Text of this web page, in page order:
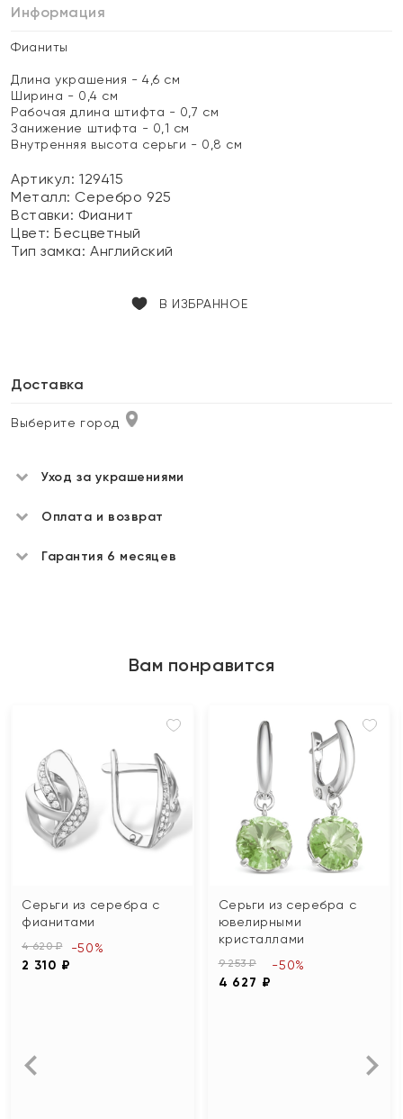
Информация
Фианиты
Длина украшения - 4,6 см
Ширина - 0,4 см
Рабочая длина штифта - 0,7 см
Занижение штифта - 0,1 см
Внутренняя высота серьги - 0,8 см
Артикул: 129415
Металл: Серебро 925
Вставки: Фианит
Цвет:Бесцветный
Тип замка:Английский
В ИЗБРАННОЕ
Доставка
Выберите город
Уход за украшениями
Оплата и возврат
Гарантия 6 месяцев
Вам понравится
Серьги из серебра с
фианитами
4 620 ₽
2 310 ₽
-50%
Серьги из серебра с
ювелирными
кристаллами
9 253 ₽
4 627 ₽
-50%